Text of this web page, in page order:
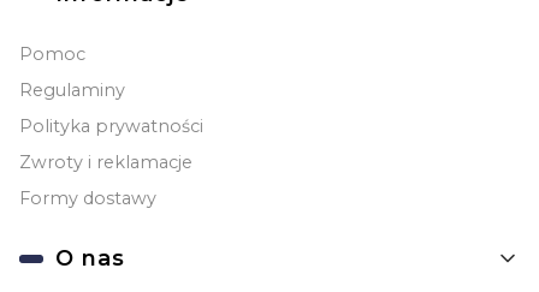
Pomoc
Regulaminy
Polityka prywatności
Zwroty i reklamacje
Formy dostawy
O nas